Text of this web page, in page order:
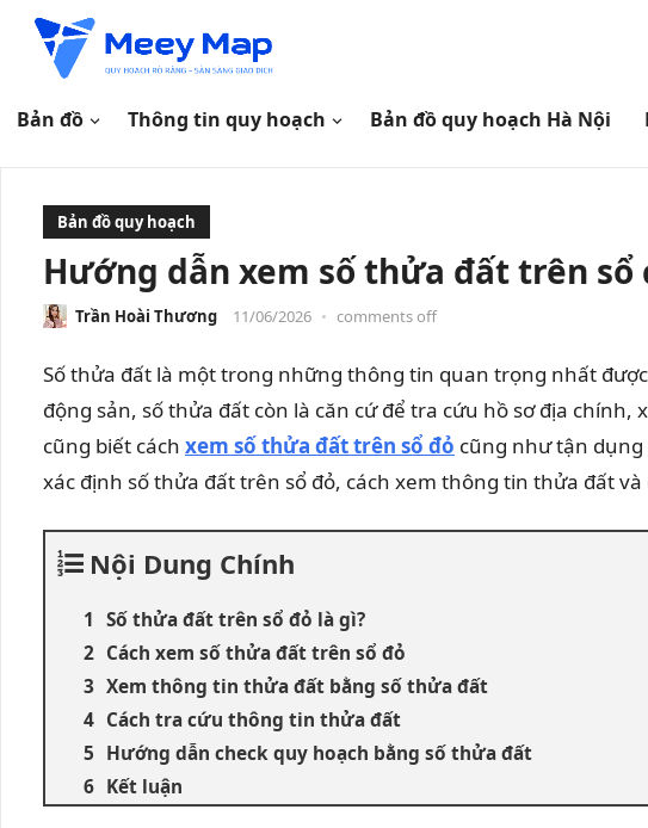
Bản đồ Thông tin quy hoạch Bản đồ quy hoạch Hà Nội
Bản đồ quy hoạch
Hướng dẫn xem số thửa đất trên sổ
Trần Hoài Thương 11/06/2026 • comments off
Số thửa đất là một trong những thông tin quan trọng nhất
động sản, số thửa đất còn là căn cứ để tra cứu hồ sơ địa
cũng biết cách xem số thửa đất trên sổ đỏ cũng như tận dụng
xác định số thửa đất trên sổ đỏ, cách xem thông tin thửa đất
Nội Dung Chính
Số thửa đất trên sổ đỏ là gì?
Cách xem số thửa đất trên sổ đỏ
Xem thông tin thửa đất bằng số thửa đất
Cách tra cứu thông tin thửa đất
Hướng dẫn check quy hoạch bằng số thửa đất
Kết luận